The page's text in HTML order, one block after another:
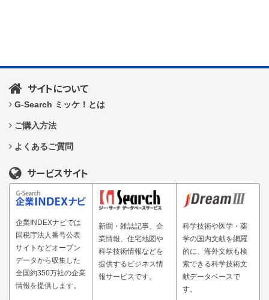
サイトについて
G-Search ミッケ！とは
ご購入方法
よくあるご質問
サービスサイト
企業INDEXナビでは
国税庁法人番号公表
サイトなどオープン
データから収集した
全国約350万社の企業
情報を提供します。
新聞・雑誌記事、企
業情報、住宅地図や
科学技術情報などを
提供するビジネス情
報サービスです。
科学技術や医学・薬
学の国内文献を網羅
的に、海外文献も検
索できる科学技術文
献データベースで
す。